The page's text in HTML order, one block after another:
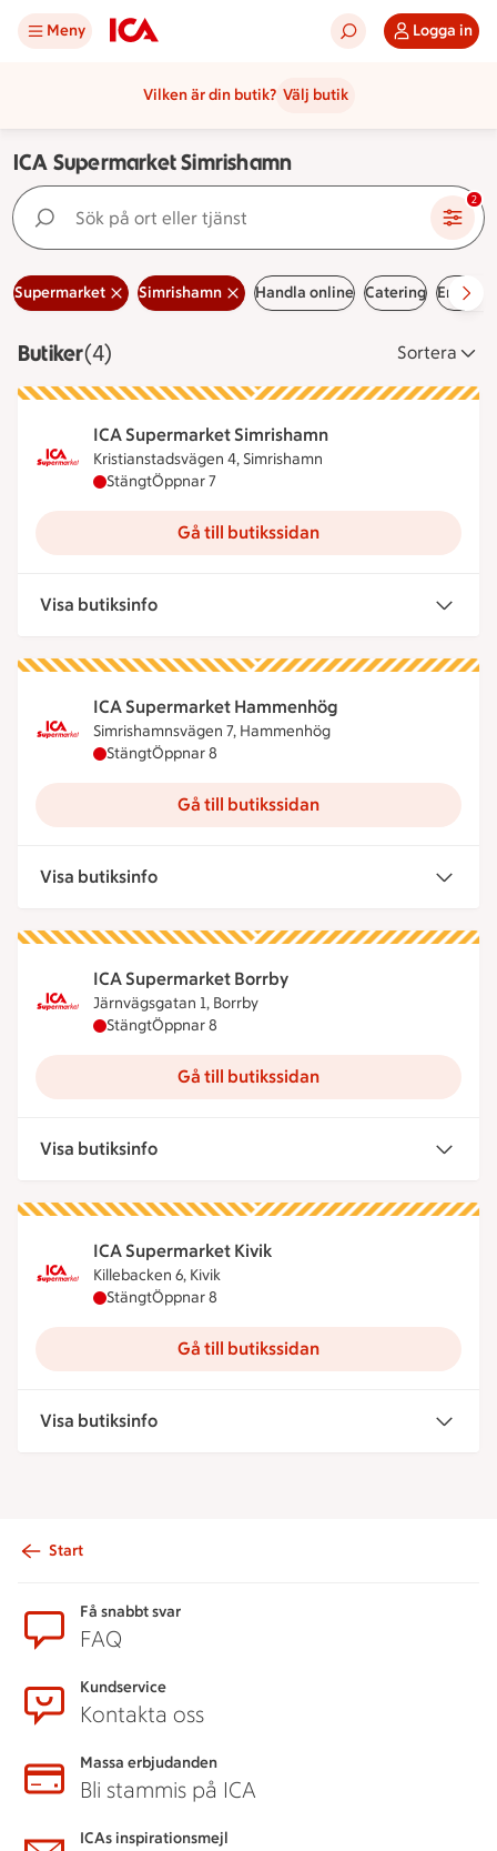
Meny Logga in
Vilken är din butik? Välj butik
ICA Supermarket Simrishamn
Sök på ort eller tjänst 2
Supermarket Simrishamn Handla online Catering
ButikerVisar 4 stycken
(4) Sortera
ICA Supermarket Simrishamn
Kristianstadsvägen 4, Simrishamn
ICA Supermarket Simrishamn har stängt, öppnar
StängtÖppnar 7
Gå till butikssidan
Visa butiksinfo
ICA Supermarket Hammenhög
Simrishamnsvägen 7, Hammenhög
ICA Supermarket Hammenhög har stängt,
StängtÖppnar 8
Gå till butikssidan
Visa butiksinfo
ICA Supermarket Borrby
Järnvägsgatan 1, Borrby
ICA Supermarket Borrby har stängt, öppnar
StängtÖppnar 8
Gå till butikssidan
Visa butiksinfo
ICA Supermarket Kivik
Killebacken 6, Kivik
ICA Supermarket Kivik har stängt, öppnar klockan
StängtÖppnar 8
Gå till butikssidan
Visa butiksinfo
Start
Få snabbt svar
FAQ
Kundservice
Kontakta oss
Massa erbjudanden
Bli stammis på ICA
ICAs inspirationsmejl